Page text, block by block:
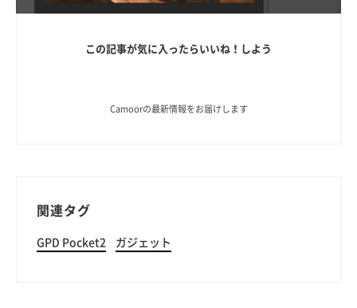
この記事が気に入ったらいいね！しよう
Camoorの最新情報をお届けします
関連タグ
GPD Pocket2 ガジェット